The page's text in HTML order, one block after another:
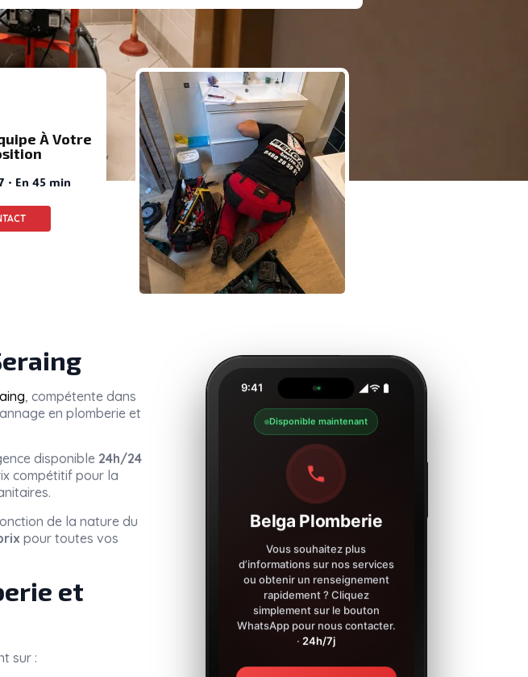
À Votre
· En 45 min
, compétente dans
en plomberie et
disponible 24h/24
compétitif pour la
de la nature du
pour toutes vos
et
sur :
9:41
Disponible maintenant
Belga Plomberie
Vous souhaitez plus
d’informations sur nos services
ou obtenir un renseignement
rapidement ? Cliquez
simplement sur le bouton
WhatsApp pour nous contacter.
·24h/7j